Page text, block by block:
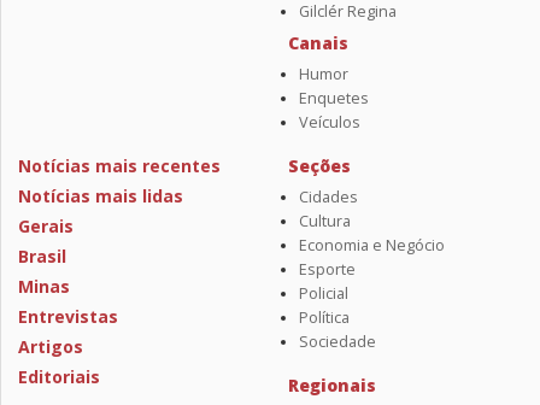
Gilclér Regina
Canais
Humor
Enquetes
Veículos
Notícias mais recentes
Notícias mais lidas
Gerais
Brasil
Minas
Entrevistas
Artigos
Editoriais
Seções
Cidades
Cultura
Economia e Negócio
Esporte
Policial
Política
Sociedade
Regionais